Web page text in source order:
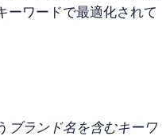
ーワードで最適化されて
ブランド名を含むキーワ